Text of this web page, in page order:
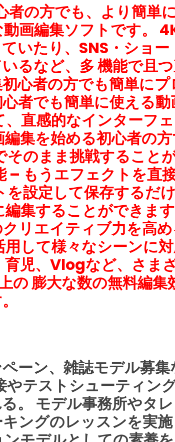
の方でも、より簡単
画編集ソフトです。
いたり、SNS・ショー
るなど、多 機能で且
心者の方でも簡単にプ
者でも簡単に使える動
直感的なインターフ
集を始める初心者の
のまま挑戦すること
– もうエフェクトを直
設定して保存するだけ
集することができま
リエイティブ力を高
して様々なシーンに
児、Vlogなど、さま
の 膨大な数の無料編集
ーン、雑誌モデル募集
テストシューティン
。 モデル事務所やタ
ングのレッスンを実